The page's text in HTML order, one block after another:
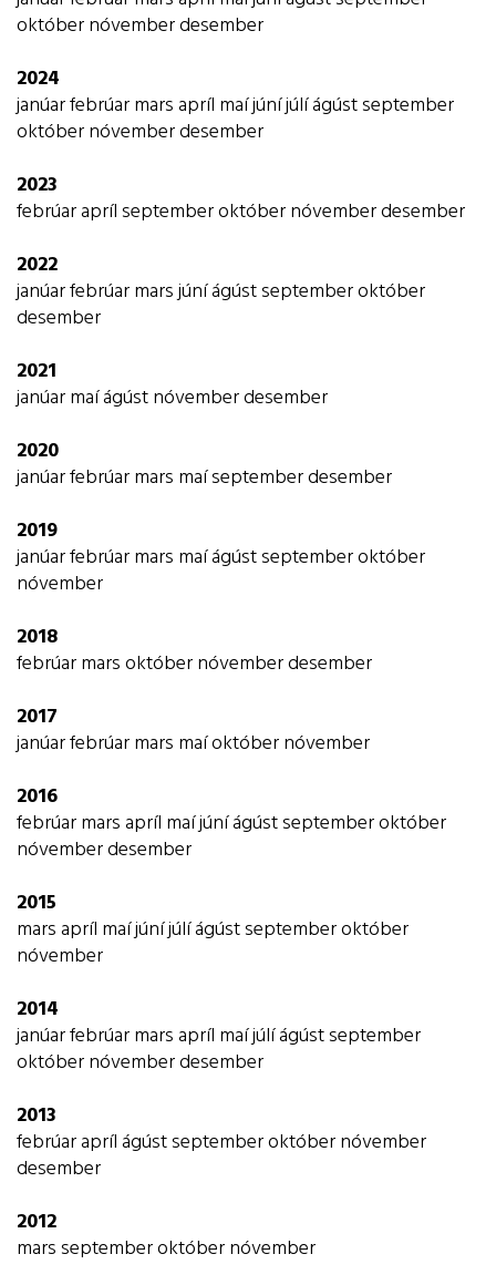
Myndavélin er strax komin í notkun og veitti ekki af
því gömu vélarnar voru orðnar lúnar og nánast
ónothæfar. Hitamælirinn á eftir að koma að góðum
októbernóvemberdesember
2024
janúarfebrúarmarsapríl maíjúníjúlíágústseptember
októbernóvemberdesember
2023
febrúaraprílseptemberoktóbernóvemberdesember
2022
janúarfebrúarmarsjúníágústseptemberoktóber
desember
2021
janúarmaíágústnóvemberdesember
2020
janúarfebrúarmars maíseptemberdesember
2019
janúarfebrúarmars maíágústseptemberoktóber
nóvember
2018
febrúarmarsoktóbernóvemberdesember
2017
janúarfebrúarmars maíoktóbernóvember
2016
febrúarmarsapríl maíjúníágústseptemberoktóber
nóvemberdesember
2015
marsapríl maíjúníjúlíágústseptemberoktóber
nóvember
2014
janúarfebrúarmarsapríl maíjúlíágústseptember
októbernóvemberdesember
2013
febrúaraprílágústseptemberoktóbernóvember
desember
2012
marsseptemberoktóbernóvember